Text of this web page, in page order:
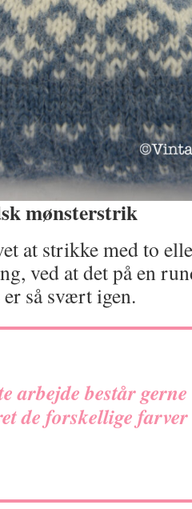
mønsterstrik
at strikke med to
ved at det på en
så svært igen.
arbejde består
de forskellige